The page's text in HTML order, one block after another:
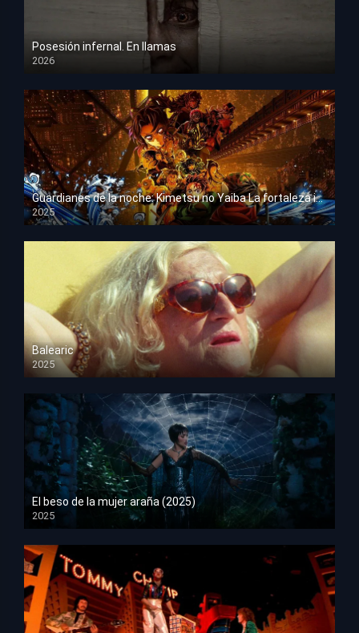
Posesión infernal. En llamas
2026
HD 1080p
Guardianes de la noche: Kimetsu no Yaiba La fortaleza infinita
2025
HD 1080p
Balearic
2025
HD 1080p
El beso de la mujer araña (2025)
2025
HD 1080p